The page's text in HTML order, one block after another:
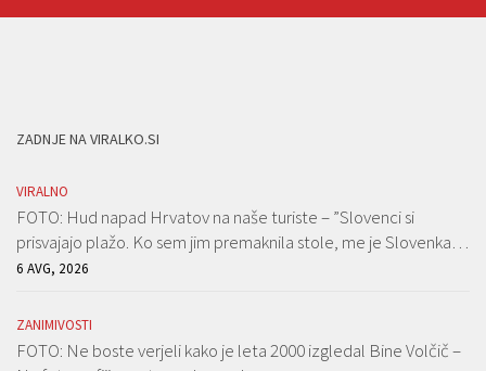
ZADNJE NA VIRALKO.SI
VIRALNO
FOTO: Hud napad Hrvatov na naše turiste – ”Slovenci si
prisvajajo plažo. Ko sem jim premaknila stole, me je Slovenka…
6 AVG, 2026
ZANIMIVOSTI
FOTO: Ne boste verjeli kako je leta 2000 izgledal Bine Volčič –